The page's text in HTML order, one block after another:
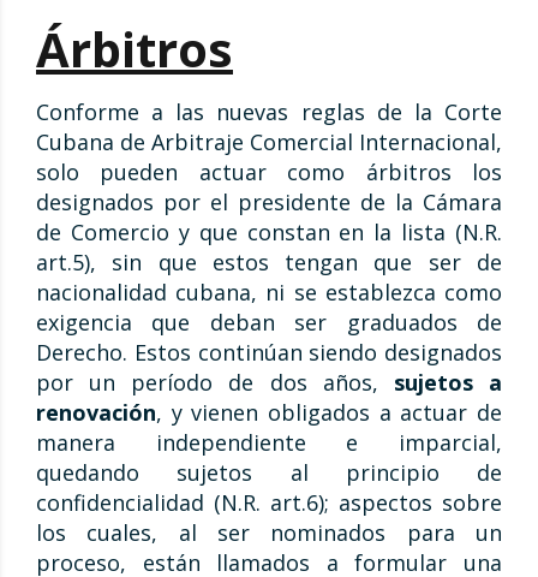
Árbitros
Conforme a las nuevas reglas de la Corte
Cubana de Arbitraje Comercial Internacional,
solo pueden actuar como árbitros los
designados por el presidente de la Cámara
de Comercio y que constan en la lista (N.R.
art.5), sin que estos tengan que ser de
nacionalidad cubana, ni se establezca como
exigencia que deban ser graduados de
Derecho. Estos continúan siendo designados
por un período de dos años, sujetos a
renovación, y vienen obligados a actuar de
manera independiente e imparcial,
quedando sujetos al principio de
confidencialidad (N.R. art.6); aspectos sobre
los cuales, al ser nominados para un
proceso, están llamados a formular una